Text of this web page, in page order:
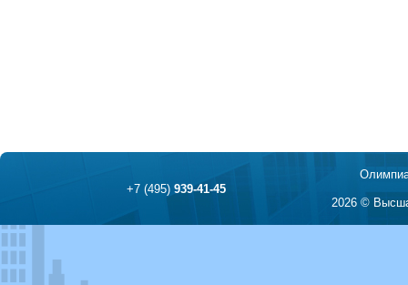
+7 (495)939-41-45
2026 ©